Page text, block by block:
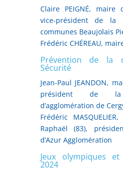
Claire PEIGNÉ, maire
vice-président de la
communes Beaujolais
Frédéric CHÉREAU,
Prévention de la
Sécurité
Jean-Paul JEANDON,
président de la
d’agglomération de
Frédéric
Raphaël (83),
d’Azur Agglomération
Jeux olympiques et
2024